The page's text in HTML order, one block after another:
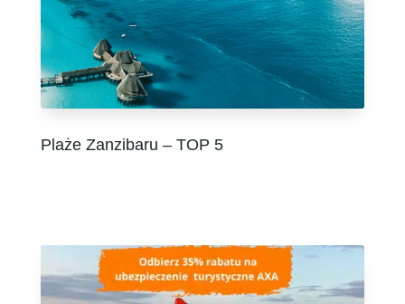
Plaże Zanzibaru – TOP 5